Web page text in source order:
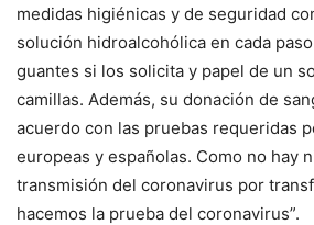
medidas higiénicas y de seguridad
solución hidroalcohólica en cada
guantes si los solicita y papel de un
camillas. Además, su donación de
acuerdo con las pruebas requeridas
europeas y españolas. Como no hay
transmisión del coronavirus por
hacemos la prueba del coronavirus”.